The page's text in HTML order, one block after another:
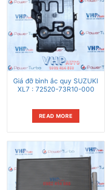
Giá đỡ bình ắc quy SUZUKI
XL7 : 72520-73R10-000
READ MORE